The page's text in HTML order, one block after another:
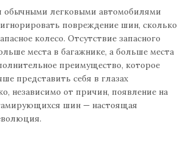
обычными легковыми автомобилями
повреждение шин, сколько
колесо. Отсутствие запасного
места в багажнике, а больше места
преимущество, которое
представить себя в глазах
независимо от причин, появление на
шин — настоящая